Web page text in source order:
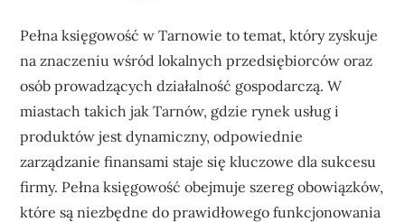
Pełna księgowość w Tarnowie to temat, który zyskuje
na znaczeniu wśród lokalnych przedsiębiorców oraz
osób prowadzących działalność gospodarczą. W
miastach takich jak Tarnów, gdzie rynek usług i
produktów jest dynamiczny, odpowiednie
zarządzanie finansami staje się kluczowe dla sukcesu
firmy. Pełna księgowość obejmuje szereg obowiązków,
które są niezbędne do prawidłowego funkcjonowania